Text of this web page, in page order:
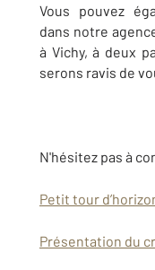
Vous pouvez
dans notre
à Vichy, à deux
serons ravis de
N'hésitez pas à
Petit tour
Présentation du